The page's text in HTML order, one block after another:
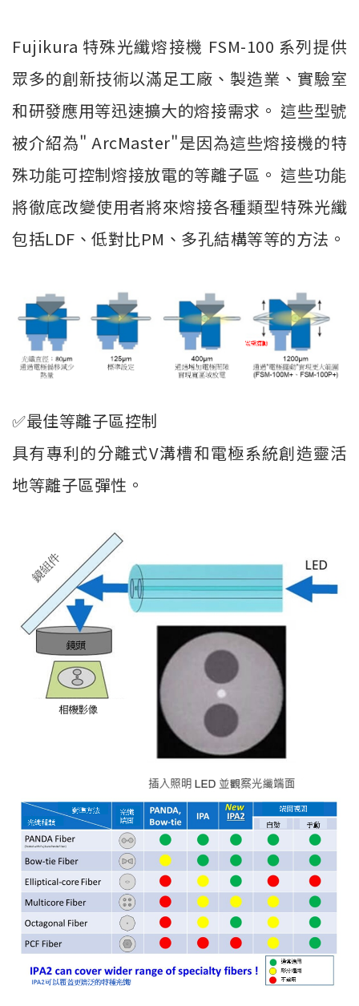
Fujikura 特殊光纖熔接機 FSM-100 系列提供
眾多的創新技術以滿足工廠、製造業、實驗室
和研發應用等迅速擴大的熔接需求。 這些型號
被介紹為" ArcMaster"是因為這些熔接機的特
殊功能可控制熔接放電的等離子區。 這些功能
將徹底改變使用者將來熔接各種類型特殊光纖
包括LDF、低對比PM、多孔結構等等的方法。
✅最佳等離子區控制
具有專利的分離式V溝槽和電極系統創造靈活
地等離子區彈性。